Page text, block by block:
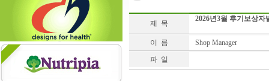
제 목
2026년3월 후기보상자
이 름
Shop Manager
파 일